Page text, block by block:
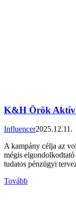
K&H Örök Aktív
Influencer2025.12.11.
A kampány célja az
mégis
tudatos pénzügyi
Tovább